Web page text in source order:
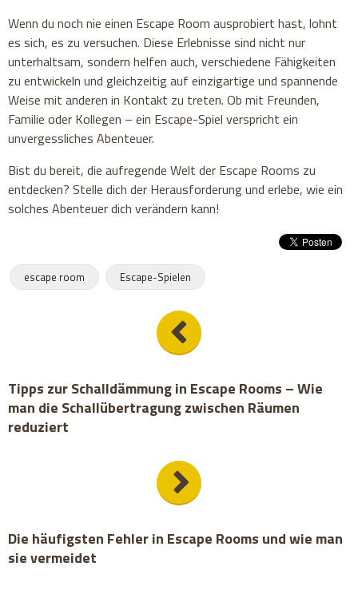
Wenn du noch nie einen Escape Room ausprobiert hast, lohnt
es sich, es zu versuchen. Diese Erlebnisse sind nicht nur
unterhaltsam, sondern helfen auch, verschiedene Fähigkeiten
zu entwickeln und gleichzeitig auf einzigartige und spannende
Weise mit anderen in Kontakt zu treten. Ob mit Freunden,
Familie oder Kollegen – ein Escape-Spiel verspricht ein
unvergessliches Abenteuer.
Bist du bereit, die aufregende Welt der Escape Rooms zu
entdecken? Stelle dich der Herausforderung und erlebe, wie ein
solches Abenteuer dich verändern kann!
escape room Escape-Spielen
Tipps zur Schalldämmung in Escape Rooms – Wie
man die Schallübertragung zwischen Räumen
reduziert
Die häufigsten Fehler in Escape Rooms und wie man
sie vermeidet